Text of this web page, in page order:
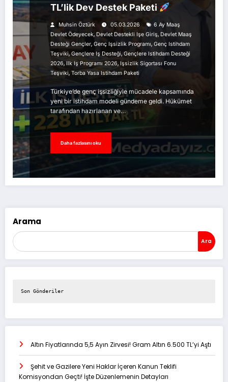
TL’lik Dev Destek Paketi
Muhsin Öztürk 05.03.2026
6 Ay Maaş
Devlet Ödeyecek, Devlet Destekli Işe Giriş, Devlet Maaş
Desteği Gençler, Genç Işsizlik Programı, Genç Istihdam
Teşviki, Gençlere Iş Desteği, Gençlere Istihdam Desteği
2026,Ilk Iş Programı 2026, Işsizlik Sigortası Fonu
Teşviki, Torba Yasa Istihdam Paketi
Türkiye’de genç işsizliğiyle mücadele kapsamında
yeni bir istihdam modeli gündeme geldi. Hükümet
tarafından hazırlanan ve…
Daha fazlasını oku
Arama
Ara
Son Gönderiler
Altın Fiyatlarında 5,5 Ayın Zirvesi! Gram Altın 6.500 TL’yi Aştı
Şehit ve Gazilere Yeni Haklar İçeren Kanun Teklifi
Komisyondan Geçti! İşte Düzenlemenin Detayları